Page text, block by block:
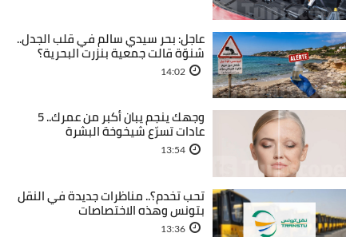
عاجل: بحر سيدي سالم في قلب الجدل..
شنوّة قالت جمعية بنزرت البحرية؟
14:02
وجهك ينجم يبان أكبر من عمرك.. 5
عادات تسرّع شيخوخة البشرة
13:54
تحب تخدم؟.. مناظرات جديدة في النقل
بتونس وهذه الاختصاصات
13:36